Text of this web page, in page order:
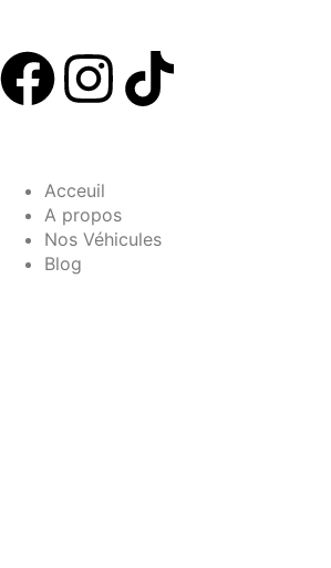
Acceuil
A propos
Nos Véhicules
Blog